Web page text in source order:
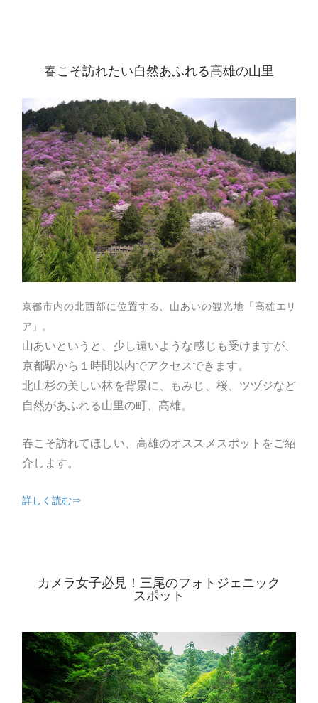
春こそ訪れたい自然あふれる高雄の山里
京都市内の北西部に位置する、山あいの観光地「高雄エリ
ア」。
山あいというと、少し遠いような感じも受けますが、
京都駅から１時間以内でアクセスできます。
北山杉の美しい林を背景に、もみじ、桜、ツヅジなど
自然があふれる山里の町、高雄。
春こそ訪れてほしい、高雄のオススメスポットをご紹
介します。
詳しく読む⇒
カメラ女子必見！三尾のフォトジェニック
スポット